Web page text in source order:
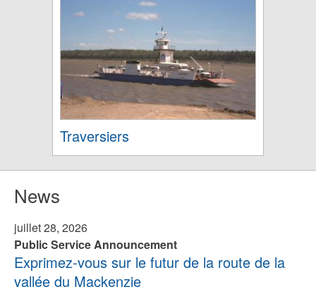
Traversiers
News
juillet 28, 2026
Public Service Announcement
Exprimez-vous sur le futur de la route de la
vallée du Mackenzie